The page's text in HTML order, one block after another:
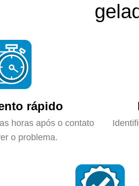
rápido
horas após o contato
o problema.